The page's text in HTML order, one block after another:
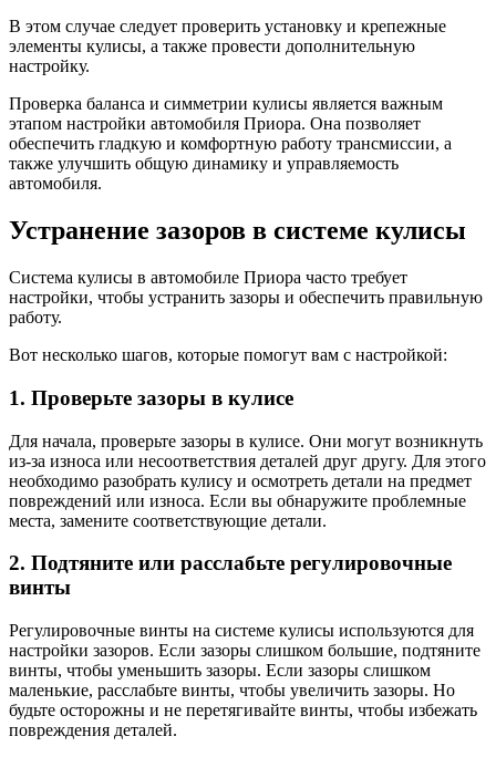
В этом случае следует проверить установку и крепежные
элементы кулисы, а также провести дополнительную
настройку.
Проверка баланса и симметрии кулисы является важным
этапом настройки автомобиля Приора. Она позволяет
обеспечить гладкую и комфортную работу трансмиссии, а
также улучшить общую динамику и управляемость
автомобиля.
Устранение зазоров в системе кулисы
Система кулисы в автомобиле Приора часто требует
настройки, чтобы устранить зазоры и обеспечить правильную
работу.
Вот несколько шагов, которые помогут вам с настройкой:
1. Проверьте зазоры в кулисе
Для начала, проверьте зазоры в кулисе. Они могут возникнуть
из-за износа или несоответствия деталей друг другу. Для этого
необходимо разобрать кулису и осмотреть детали на предмет
повреждений или износа. Если вы обнаружите проблемные
места, замените соответствующие детали.
2. Подтяните или расслабьте регулировочные
винты
Регулировочные винты на системе кулисы используются для
настройки зазоров. Если зазоры слишком большие, подтяните
винты, чтобы уменьшить зазоры. Если зазоры слишком
маленькие, расслабьте винты, чтобы увеличить зазоры. Но
будьте осторожны и не перетягивайте винты, чтобы избежать
повреждения деталей.